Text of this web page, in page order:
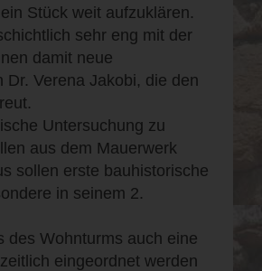
Stück weit aufzuklären.
sehr eng mit der
damit neue
Verena Jakobi, die den
Untersuchung zu
aus dem Mauerwerk
sollen erste bauhistorische
in seinem 2.
des Wohnturms auch eine
eingeordnet werden